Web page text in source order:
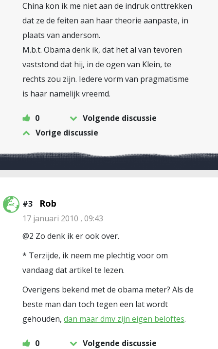
China kon ik me niet aan de indruk onttrekken
dat ze de feiten aan haar theorie aanpaste, in
plaats van andersom.
M.b.t. Obama denk ik, dat het al van tevoren
vaststond dat hij, in de ogen van Klein, te
rechts zou zijn. Iedere vorm van pragmatisme
is haar namelijk vreemd.
0
Volgende discussie
Vorige discussie
#3 Rob
17 januari 2010 , 09:43
@2 Zo denk ik er ook over.
* Terzijde, ik neem me plechtig voor om
vandaag dat artikel te lezen.
Overigens bekend met de obama meter? Als de
beste man dan toch tegen een lat wordt
gehouden, dan maar dmv zijn eigen beloftes.
0
Volgende discussie